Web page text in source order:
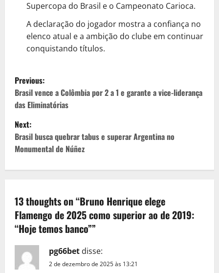
Supercopa do Brasil e o Campeonato Carioca.
A declaração do jogador mostra a confiança no
elenco atual e a ambição do clube em continuar
conquistando títulos.
P
o
s
t
n
v
i
g
a
Previous:
Brasil vence a Colômbia por 2 a 1 e garante a vice-liderança
das Eliminatórias
Next:
Brasil busca quebrar tabus e superar Argentina no
Monumental de Núñez
13 thoughts on “Bruno Henrique elege
Flamengo de 2025 como superior ao de 2019:
“Hoje temos banco””
pg66bet disse:
2 de dezembro de 2025 às 13:21